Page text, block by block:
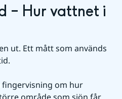
– Hur vattnet i
ut. Ett mått som används
om hur